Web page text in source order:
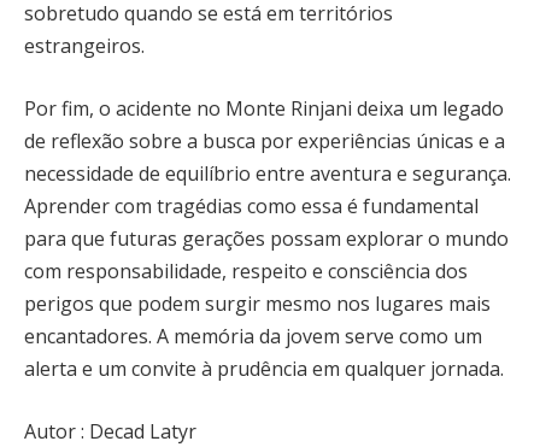
sobretudo quando se está em territórios
estrangeiros.
Por fim, o acidente no Monte Rinjani deixa um legado
de reflexão sobre a busca por experiências únicas e a
necessidade de equilíbrio entre aventura e segurança.
Aprender com tragédias como essa é fundamental
para que futuras gerações possam explorar o mundo
com responsabilidade, respeito e consciência dos
perigos que podem surgir mesmo nos lugares mais
encantadores. A memória da jovem serve como um
alerta e um convite à prudência em qualquer jornada.
Autor : Decad Latyr